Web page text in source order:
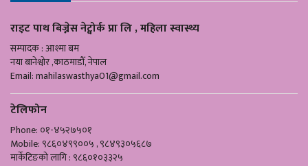
राइट पाथ बिज्नेस नेट्वोर्क प्रा लि , महिला स्वास्थ्य
सम्पादक : आश्मा बम
नया बानेश्वोर ,काठमाडौँ, नेपाल
Email:mahilaswasthya01@gmail.com
टेलिफोन
Phone: ०१-४५२७५०१
Mobile: ९८६०४९९००५ , ९८४९३०५६८७
मार्केटिङको लागि : ९८६०१०३३२५